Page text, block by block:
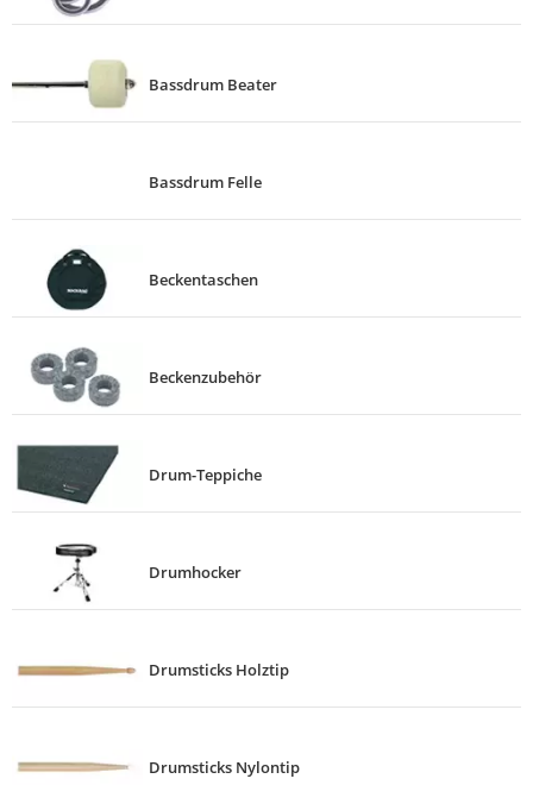
Bassdrum Beater
Bassdrum Felle
Beckentaschen
Beckenzubehör
Drum-Teppiche
Drumhocker
Drumsticks Holztip
Drumsticks Nylontip